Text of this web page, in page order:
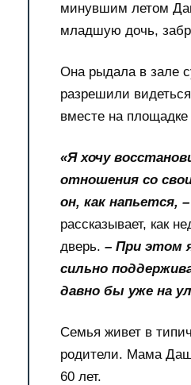
минувшим летом
младшую дочь,
Она рыдала в зале
разрешили
вместе на площадке
«Я хочу
отношения со
он, как напьется,
рассказывает, как
дверь. – При этом
сильно
давно бы уже на
Семья живет в
родители. Мама
60 лет.